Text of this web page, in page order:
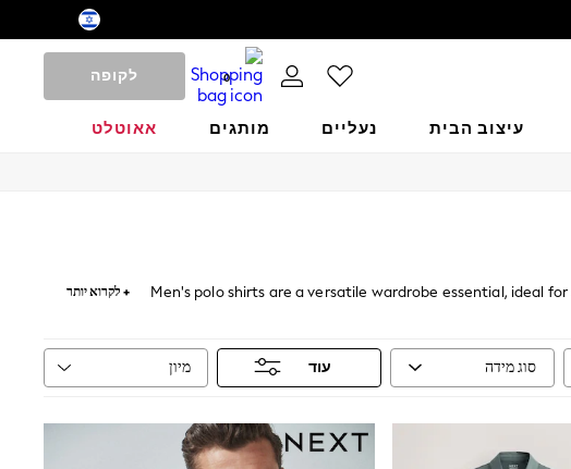
0 לקופה
עיצוב הבית נעליים מותגים אאוטלט
Men's polo shirts are a versatile wardrobe essential, ideal + לקרוא יותר
סוג מידה עוד מיון